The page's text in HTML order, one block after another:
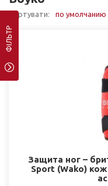
Сортувати: по умолчанию
ФІЛЬТР
Защита ног –
Sport (Wako)